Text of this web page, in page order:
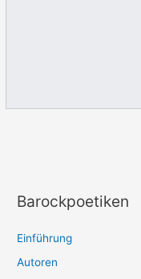
Barockpoetiken
Einführung
Autoren